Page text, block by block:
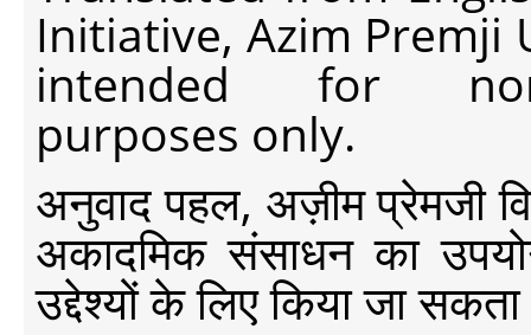
Initiative, Azim Premji
intended for non-
purposes only.
अनुवाद पहल, अज़ीम प्रेमजी
अकादमिक संसाधन का
उद्देश्यों के लिए किया जा